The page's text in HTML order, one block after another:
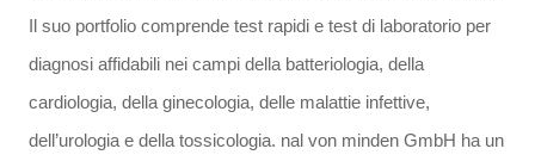
Il suo portfolio comprende test rapidi e test di laboratorio per
diagnosi affidabili nei campi della batteriologia, della
cardiologia, della ginecologia, delle malattie infettive,
dell’urologia e della tossicologia. nal von minden GmbH ha un